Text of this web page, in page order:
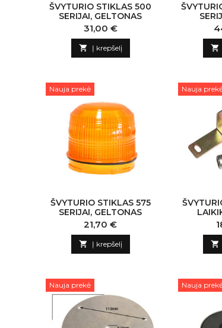
ŠVYTURIO STIKLAS 500
SERIJAI, GELTONAS
Kaina
31,00 €
 Į krepšelį 
Nauja prekė
ŠVYTURIO STIKLAS 575
SERIJAI, GELTONAS
Kaina
21,70 €
 Į krepšelį
Nauja

Nauja prekė Nauja